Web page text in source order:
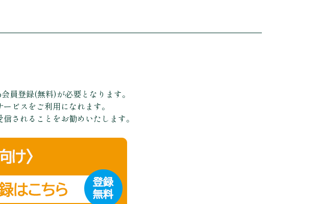
員登録(無料)が必要となります。
ビスをご利用になれます。
されることをお勧めいたします。